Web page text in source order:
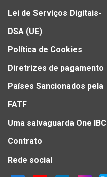
Lei de Serviços Digitais-
DSA (UE)
Política de Cookies
Diretrizes de pagamento
Países Sancionados pela
FATF
Uma salvaguarda One IBC
Contrato
Rede social